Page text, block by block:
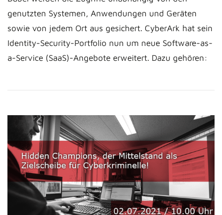
genutzten Systemen, Anwendungen und Geräten
sowie von jedem Ort aus gesichert. CyberArk hat sein
Identity-Security-Portfolio nun um neue Software-as-
a-Service (SaaS)-Angebote erweitert. Dazu gehören: